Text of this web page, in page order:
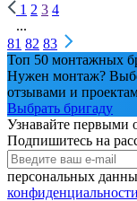
1 2 3 4
...
81 82 83
Топ 50 монтажных
Нужен монтаж?
отзывами и
Выбрать бригаду
Узнавайте первыми
Подпишитесь на
персональных
конфиденциальности